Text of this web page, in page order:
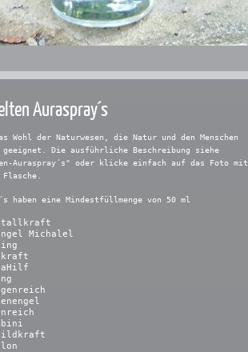
Auraspray´s
Wohl der Naturwesen, die Natur und den Menschen
geeignet. Die ausführliche Beschreibung siehe
Auraspray´s" oder klicke einfach auf das Foto mit
haben eine Mindestfüllmenge von 50 ml
Michalel